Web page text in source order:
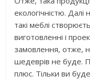
екологічністю. Далі
такі меблі
виготовленні і
замовлення, отже,
шедеврів не буде.
плюс. Тільки ви